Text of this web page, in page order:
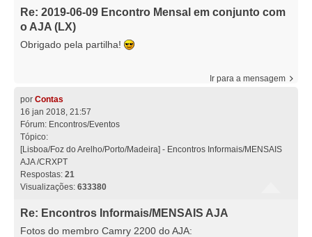
Re: 2019-06-09 Encontro Mensal em conjunto com
o AJA (LX)
Obrigado pela partilha!
Ir para a mensagem
por Contas
16 jan 2018, 21:57
Fórum: Encontros/Eventos
Tópico:
[Lisboa/Foz do Arelho/Porto/Madeira] - Encontros Informais/MENSAIS
AJA /CRXPT
Respostas: 21
Visualizações: 633380
Re: Encontros Informais/MENSAIS AJA
Fotos do membro Camry 2200 do AJA: